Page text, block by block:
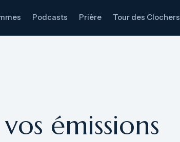
Podcasts Prière Tour des Clochers
émissions